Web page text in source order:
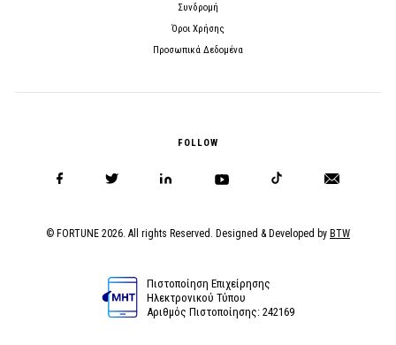
Συνδρομή
Όροι Χρήσης
Προσωπικά Δεδομένα
FOLLOW
© FORTUNE 2026. All rights Reserved. Designed & Developed by BTW
Πιστοποίηση Επιχείρησης
Ηλεκτρονικού Τύπου
Αριθμός Πιστοποίησης: 242169